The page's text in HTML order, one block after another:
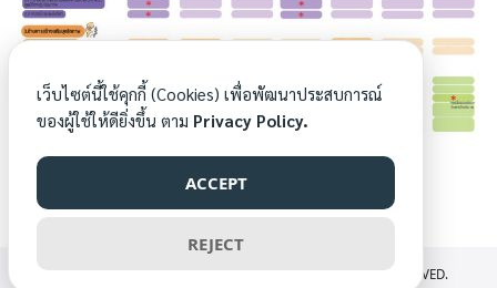
©2026 PLAN.FLEXBENEFITS.MIS.CMU.AC.TH. ALL RIGHTS RESERVED.
เว็บไซต์นี้ใช้คุกกี้ (Cookies) เพื่อพัฒนาประสบการณ์
ของผู้ใช้ให้ดียิ่งขึ้น ตาม Privacy Policy.
ACCEPT
REJECT